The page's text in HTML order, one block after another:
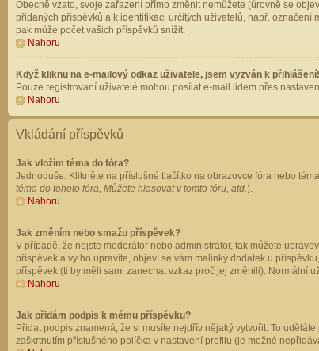
Obecně vzato, svoje zařazení přímo změnit nemůžete (úrovně se
přidaných příspěvků a k identifikaci určitých uživatelů, např.
pak může počet vašich příspěvků snížit.
Nahoru
Když kliknu na e-mailový odkaz uživatele, jsem vyzván k přihlášení!
Pouze registrovaní uživatelé mohou posílat e-mail lidem přes
Nahoru
Vkládání příspěvků
Jak vložím téma do fóra?
Jednoduše. Klikněte na příslušné tlačítko na obrazovce fóra nebo
téma do tohoto fóra, Můžete hlasovat v tomto fóru, atd.).
Nahoru
Jak změním nebo smažu příspěvek?
V případě, že nejste moderátor nebo administrátor, tak můžete
příspěvek a vy ho upravíte, objeví se vám malinký dodatek u
příspěvek (ti by měli sami zanechat vzkaz proč jej změnili). Normální
Nahoru
Jak přidám podpis k mému příspěvku?
Přidat podpis znamená, že si musíte nejdřív nějaký vytvořit. To uděláte
zaškrtnutím příslušného políčka v nastavení profilu (je možné